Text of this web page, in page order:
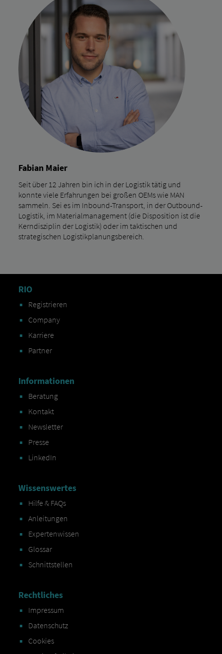
Fabian Maier
Seit über 12 Jahren bin ich in der Logistik tätig und
konnte viele Erfahrungen bei großen OEMs wie MAN
sammeln. Sei es im Inbound-Transport, in der Outbound-
Logistik, im Materialmanagement (die Disposition ist die
Kerndisziplin der Logistik) oder im taktischen und
strategischen Logistikplanungsbereich.
RIO
Registrieren
Company
Karriere
Partner
Informationen
Beratung
Kontakt
Newsletter
Presse
LinkedIn
Wissenswertes
Hilfe & FAQs
Anleitungen
Expertenwissen
Glossar
Schnittstellen
Rechtliches
Impressum
Datenschutz
Cookies